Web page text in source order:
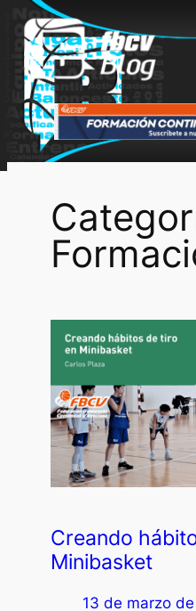
Saltar
contenido
Creando
Minibasket
13 de marzo